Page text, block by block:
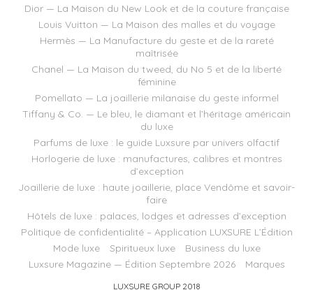
Dior — La Maison du New Look et de la couture française
Louis Vuitton — La Maison des malles et du voyage
Hermès — La Manufacture du geste et de la rareté
maîtrisée
Chanel — La Maison du tweed, du No 5 et de la liberté
féminine
Pomellato — La joaillerie milanaise du geste informel
Tiffany & Co. — Le bleu, le diamant et l’héritage américain
du luxe
Parfums de luxe : le guide Luxsure par univers olfactif
Horlogerie de luxe : manufactures, calibres et montres
d’exception
Joaillerie de luxe : haute joaillerie, place Vendôme et savoir-
faire
Hôtels de luxe : palaces, lodges et adresses d’exception
Politique de confidentialité – Application LUXSURE L’Édition
Mode luxe
Spiritueux luxe
Business du luxe
Luxsure Magazine — Édition Septembre 2026
Marques
LUXSURE GROUP 2018